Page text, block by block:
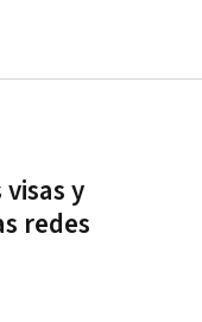
y
redes